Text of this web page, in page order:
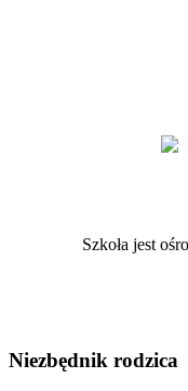
Szkoła jest
Niezbędnik rodzica